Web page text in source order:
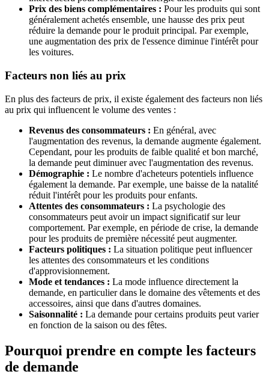
Prix des biens complémentaires : Pour les produits qui sont
généralement achetés ensemble, une hausse des prix peut
réduire la demande pour le produit principal. Par exemple,
une augmentation des prix de l'essence diminue l'intérêt pour
les voitures.
Facteurs non liés au prix
En plus des facteurs de prix, il existe également des facteurs non liés
au prix qui influencent le volume des ventes :
Revenus des consommateurs : En général, avec
l'augmentation des revenus, la demande augmente également.
Cependant, pour les produits de faible qualité et bon marché,
la demande peut diminuer avec l'augmentation des revenus.
Démographie : Le nombre d'acheteurs potentiels influence
également la demande. Par exemple, une baisse de la natalité
réduit l'intérêt pour les produits pour enfants.
Attentes des consommateurs : La psychologie des
consommateurs peut avoir un impact significatif sur leur
comportement. Par exemple, en période de crise, la demande
pour les produits de première nécessité peut augmenter.
Facteurs politiques : La situation politique peut influencer
les attentes des consommateurs et les conditions
d'approvisionnement.
Mode et tendances : La mode influence directement la
demande, en particulier dans le domaine des vêtements et des
accessoires, ainsi que dans d'autres domaines.
Saisonnalité : La demande pour certains produits peut varier
en fonction de la saison ou des fêtes.
Pourquoi prendre en compte les facteurs
de demande